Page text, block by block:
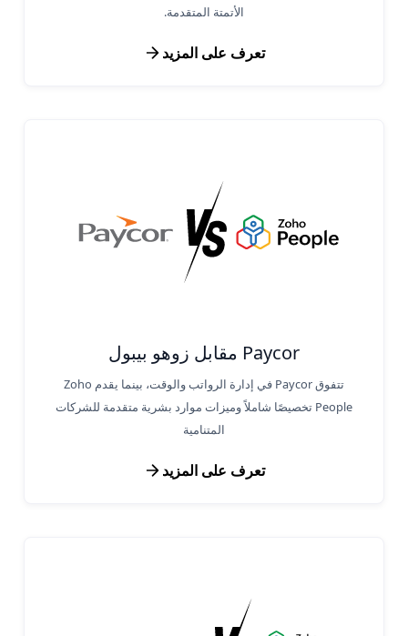
الأتمتة المتقدمة.
تعرف على المزيد
Paycor مقابل زوهو بيبول
تتفوق Paycor في إدارة الرواتب والوقت، بينما يقدم Zoho
People تخصيصًا شاملاً وميزات موارد بشرية متقدمة للشركات
المتنامية
تعرف على المزيد